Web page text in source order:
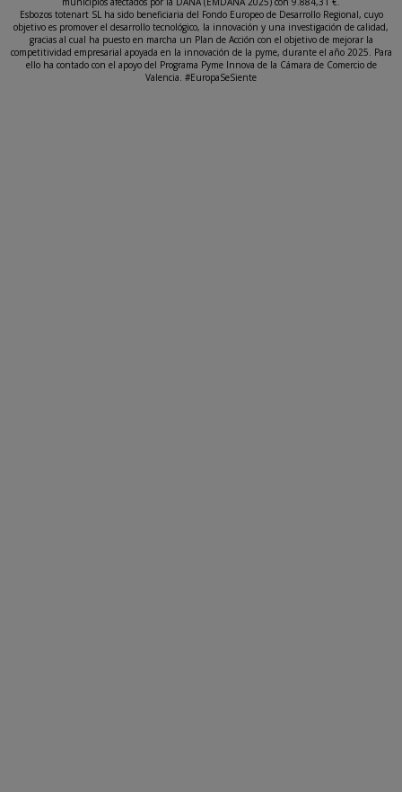
Esbozos totenart SL ha sido beneficiaria del Fondo Europeo de Desarrollo Regional, cuyo
objetivo es promover el desarrollo tecnológico, la innovación y una investigación de calidad,
gracias al cual ha puesto en marcha un Plan de Acción con el objetivo de mejorar la
competitividad empresarial apoyada en la innovación de la pyme, durante el año 2025. Para
ello ha contado con el apoyo del Programa Pyme Innova de la Cámara de Comercio de
Valencia. #EuropaSeSiente